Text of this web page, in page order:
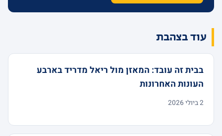
עוד בצהבת
בבית זה עובד: המאזן מול ריאל מדריד בארבע
העונות האחרונות
2 ביולי 2026